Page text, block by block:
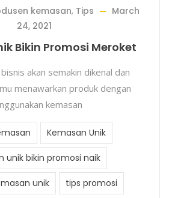
kemasan, Tips
March
24, 2021
Bikin Promosi Meroket
akan semakin dikenal dan
menawarkan produk dengan
kemasan
Kemasan Unik
unik bikin promosi naik
unik tips promosi